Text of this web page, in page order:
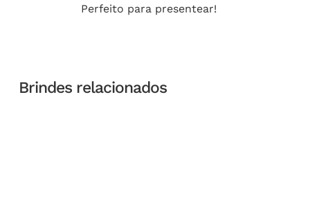
Perfeito para presentear!
Brindes relacionados